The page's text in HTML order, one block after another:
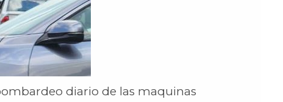
diario de las maquinas